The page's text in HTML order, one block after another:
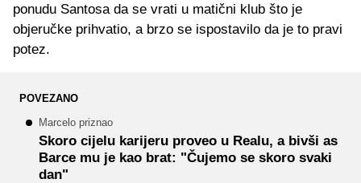
ponudu Santosa da se vrati u matični klub što je
objeručke prihvatio, a brzo se ispostavilo da je to pravi
potez.
POVEZANO
Marcelo priznao
Skoro cijelu karijeru proveo u Realu, a bivši as
Barce mu je kao brat: "Čujemo se skoro svaki
dan"